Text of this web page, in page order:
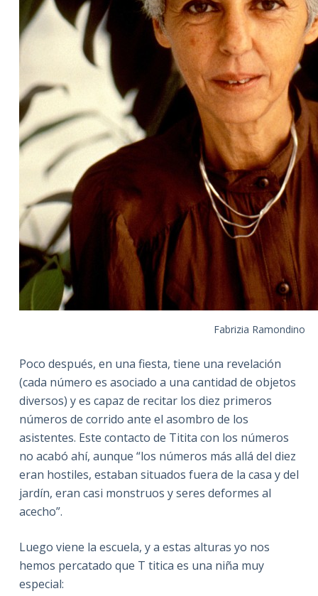
Fabrizia Ramondino
Poco después, en una fiesta, tiene una revelación
(cada número es asociado a una cantidad de objetos
diversos) y es capaz de recitar los diez primeros
números de corrido ante el asombro de los
asistentes. Este contacto de Titita con los números
no acabó ahí, aunque “los números más allá del diez
eran hostiles, estaban situados fuera de la casa y del
jardín, eran casi monstruos y seres deformes al
acecho”.
Luego viene la escuela, y a estas alturas yo nos
hemos percatado que T titica es una niña muy
especial: